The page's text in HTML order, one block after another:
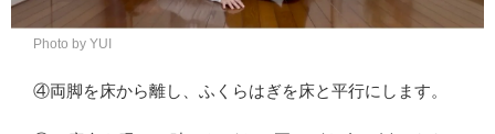
Photo by YUI
④両脚を床から離し、ふくらはぎを床と平行にします。